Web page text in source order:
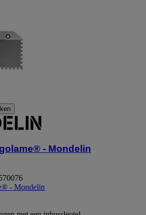
- Mondelin
- Mondelin